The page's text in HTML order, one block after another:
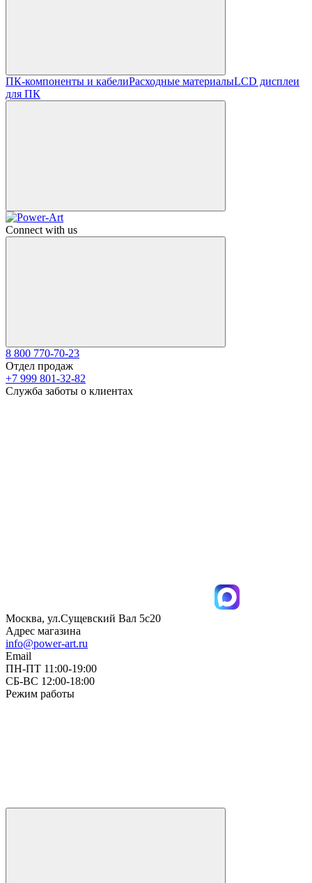
ПК-компоненты и кабелиРасходные материалыLCD дисплеи
для ПК
Connect with us
8 800 770-70-23
Отдел продаж
+7 999 801-32-82
Служба заботы о клиентах
Москва, ул.Сущевский Вал 5с20
Адрес магазина
info@power-art.ru
Email
ПН-ПТ 11:00-19:00
СБ-ВС 12:00-18:00
Режим работы